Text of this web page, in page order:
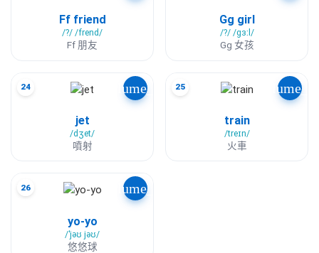
Ff friend
/?/ /frend/
Ff 朋友
Gg girl
/?/ /ɡɜːl/
Gg 女孩
24 volume_up
jet
/dʒet/
噴射
25
train
/treɪn/
火車
26 volume_up
yo-yo
/ˈjəʊ jəʊ/
悠悠球